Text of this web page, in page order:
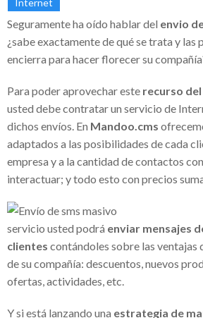
Eruviel Ávila, un ejemplo de denuncias y
falta de transparencia
El impacto de la corrupción en la industria
lechera mexicana: El caso de Teodoro
Espejo Barradas
Sempra Energy comprometida con el
desarrollo energético
Sempra Energy apuesta por el desarrollo
energético en México y Estados Unidos
Comunicación en el entorno laboral
Crece el éxito de la red de medios
Albavisión de Ángel González / Grupo
ATV y sus iniciativas solidarias
Internet
Seguramente ha oído hablar del envio
¿sabe exactamente de qué se trata y las
encierra para hacer florecer su
Para poder aprovechar este recurso
usted debe contratar un servicio de
dichos envíos. En Mandoo.cms
adaptados a las posibilidades de cada
empresa y a la cantidad de contactos
interactuar; y todo esto con precios
servicio usted podrá enviar mensajes
clientes contándoles sobre las ventajas
de su compañía: descuentos, nuevos
ofertas, actividades, etc.
Y si está lanzando una estrategia de